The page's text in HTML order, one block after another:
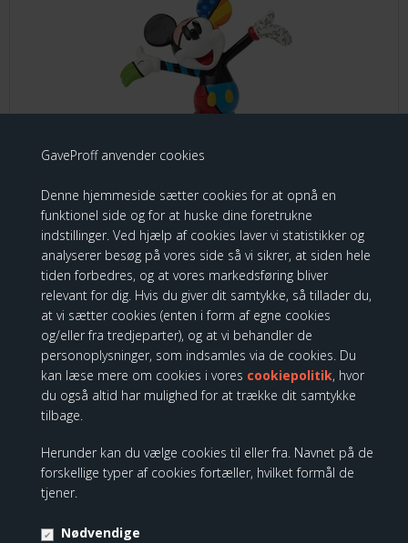
GaveProff anvender cookies
Denne hjemmeside sætter cookies for at opnå en
funktionel side og for at huske dine foretrukne
indstillinger. Ved hjælp af cookies laver vi statistikker og
analyserer besøg på vores side så vi sikrer, at siden hele
tiden forbedres, og at vores markedsføring bliver
relevant for dig. Hvis du giver dit samtykke, så tillader du,
at vi sætter cookies (enten i form af egne cookies
og/eller fra tredjeparter), og at vi behandler de
personoplysninger, som indsamles via de cookies. Du
kan læse mere om cookies i vores cookiepolitik, hvor
du også altid har mulighed for at trække dit samtykke
tilbage.
Herunder kan du vælge cookies til eller fra. Navnet på de
forskellige typer af cookies fortæller, hvilket formål de
tjener.
Nødvendige
Disney by Britto - Mickey Mouse H:8cm
249,00 DKK
Disney by Britto - Mickey & Minnie,
Wedding